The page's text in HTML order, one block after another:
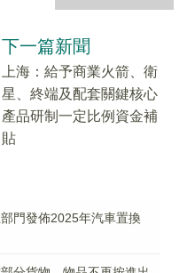
下一篇新聞
上海：給予商業火箭、衛
星、終端及配套關鍵核心
產品研制一定比例資金補
貼
門發佈2025年汽車置換